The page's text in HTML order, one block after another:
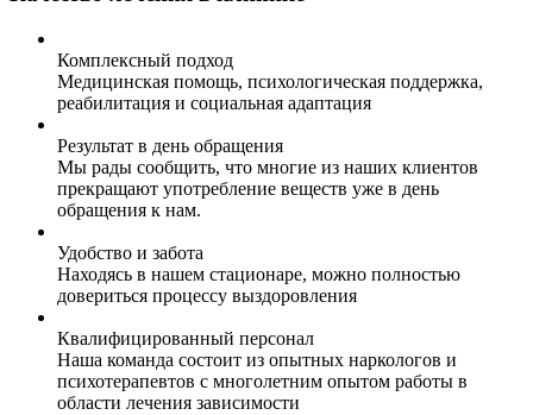
Комплексный подход
Медицинская помощь, психологическая поддержка,
реабилитация и социальная адаптация
Результат в день обращения
Мы рады сообщить, что многие из наших клиентов
прекращают употребление веществ уже в день
обращения к нам.
Удобство и забота
Находясь в нашем стационаре, можно полностью
довериться процессу выздоровления
Квалифицированный персонал
Наша команда состоит из опытных наркологов и
психотерапевтов с многолетним опытом работы в
области лечения зависимости